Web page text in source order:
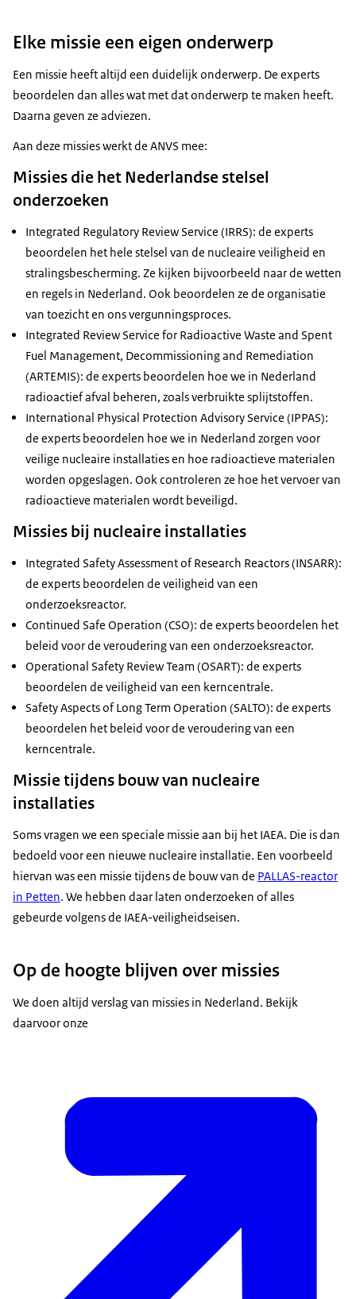
Elke missie een eigen onderwerp
Een missie heeft altijd een duidelijk onderwerp. De experts
beoordelen dan alles wat met dat onderwerp te maken heeft.
Daarna geven ze adviezen.
Aan deze missies werkt de ANVS mee:
Missies die het Nederlandse stelsel
onderzoeken
Integrated Regulatory Review Service (IRRS): de experts
beoordelen het hele stelsel van de nucleaire veiligheid en
stralingsbescherming. Ze kijken bijvoorbeeld naar de wetten
en regels in Nederland. Ook beoordelen ze de organisatie
van toezicht en ons vergunningsproces.
Integrated Review Service for Radioactive Waste and Spent
Fuel Management, Decommissioning and Remediation
(ARTEMIS): de experts beoordelen hoe we in Nederland
radioactief afval beheren, zoals verbruikte splijtstoffen.
International Physical Protection Advisory Service (IPPAS):
de experts beoordelen hoe we in Nederland zorgen voor
veilige nucleaire installaties en hoe radioactieve materialen
worden opgeslagen. Ook controleren ze hoe het vervoer van
radioactieve materialen wordt beveiligd.
Missies bij nucleaire installaties
Integrated Safety Assessment of Research Reactors(INSARR):
de experts beoordelen de veiligheid van een
onderzoeksreactor.
Continued Safe Operation (CSO): de experts beoordelen het
beleid voor de veroudering van een onderzoeksreactor.
Operational Safety Review Team (OSART): de experts
beoordelen de veiligheid van een kerncentrale.
Safety Aspects of Long Term Operation (SALTO): de experts
beoordelen het beleid voor de veroudering van een
kerncentrale.
Missie tijdens bouw van nucleaire
installaties
Soms vragen we een speciale missie aan bij het IAEA. Die is dan
bedoeld voor een nieuwe nucleaire installatie. Een voorbeeld
hiervan was een missie tijdens de bouw van de PALLAS-reactor
in Petten. We hebben daar laten onderzoeken of alles
gebeurde volgens de IAEA-veiligheidseisen.
Op de hoogte blijven over missies
We doen altijd verslag van missies in Nederland. Bekijk
daarvoor onze